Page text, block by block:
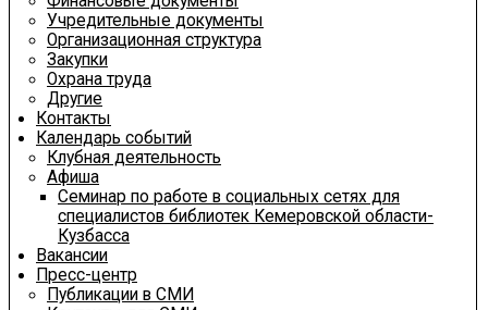
Учредительные документы
Организационная структура
Закупки
Охрана труда
Другие
Контакты
Календарь событий
Клубная деятельность
Афиша
Семинар по работе в социальных сетях для
специалистов библиотек Кемеровской области-
Кузбасса
Вакансии
Пресс-центр
Публикации в СМИ